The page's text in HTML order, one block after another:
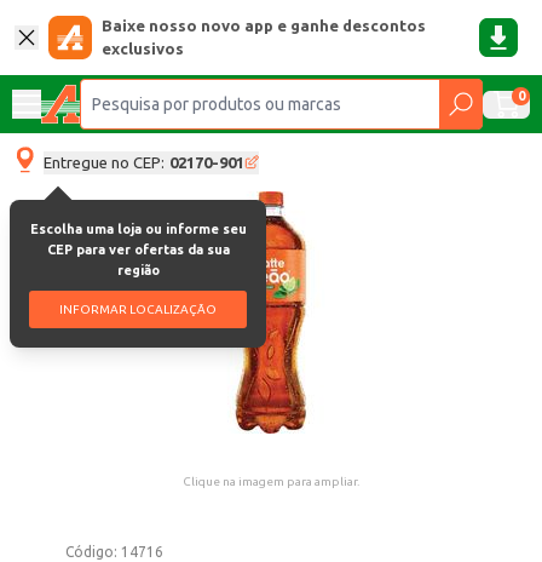
Baixe nosso novo app e ganhe descontos
exclusivos
0
Entregue no CEP: 02170-901
Escolha uma loja ou informe seu
CEP para ver ofertas da sua
região
INFORMAR LOCALIZAÇÃO
Clique na imagem para ampliar.
Código: 14716